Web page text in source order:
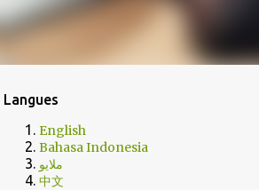
Langues
English
Bahasa Indonesia
ملايو
中文